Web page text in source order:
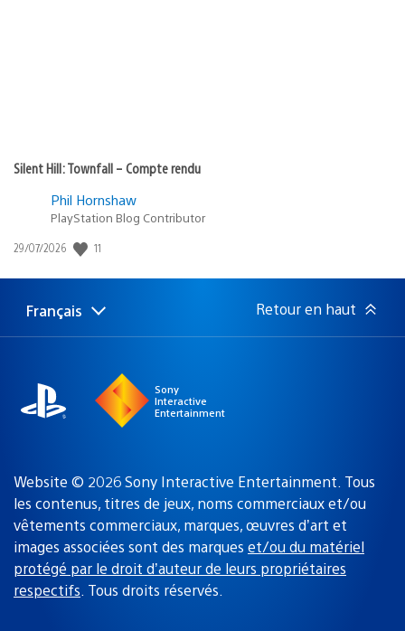
Silent Hill: Townfall – Compte rendu
Phil Hornshaw
PlayStation Blog Contributor
Date
publication
29/07/2026 11
Choisir
une
Région
actuelle
Français Retour en haut
Sony
Interactive
Entertainment
Website © 2026 Sony Interactive Entertainment. Tous
les contenus, titres de jeux, noms commerciaux et/ou
vêtements commerciaux, marques, œuvres d’art et
images associées sont des marques et/ou du matériel
protégé par le droit d’auteur de leurs propriétaires
respectifs. Tous droits réservés.